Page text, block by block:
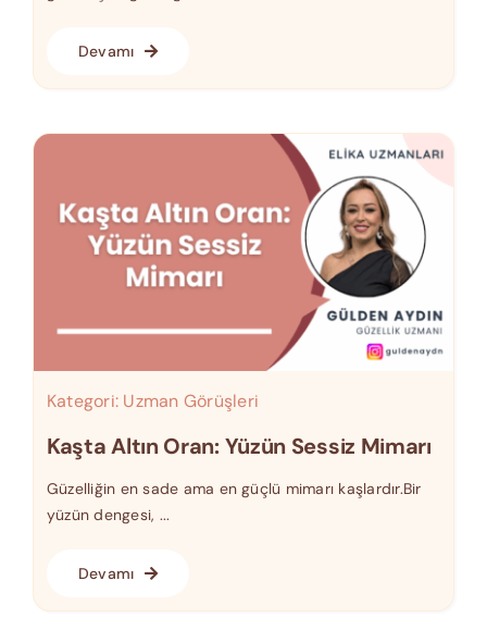
Devamı
Kategori: Uzman Görüşleri
Kaşta Altın Oran: Yüzün Sessiz Mimarı
Güzelliğin en sade ama en güçlü mimarı kaşlardır.Bir
yüzün dengesi, ...
Devamı